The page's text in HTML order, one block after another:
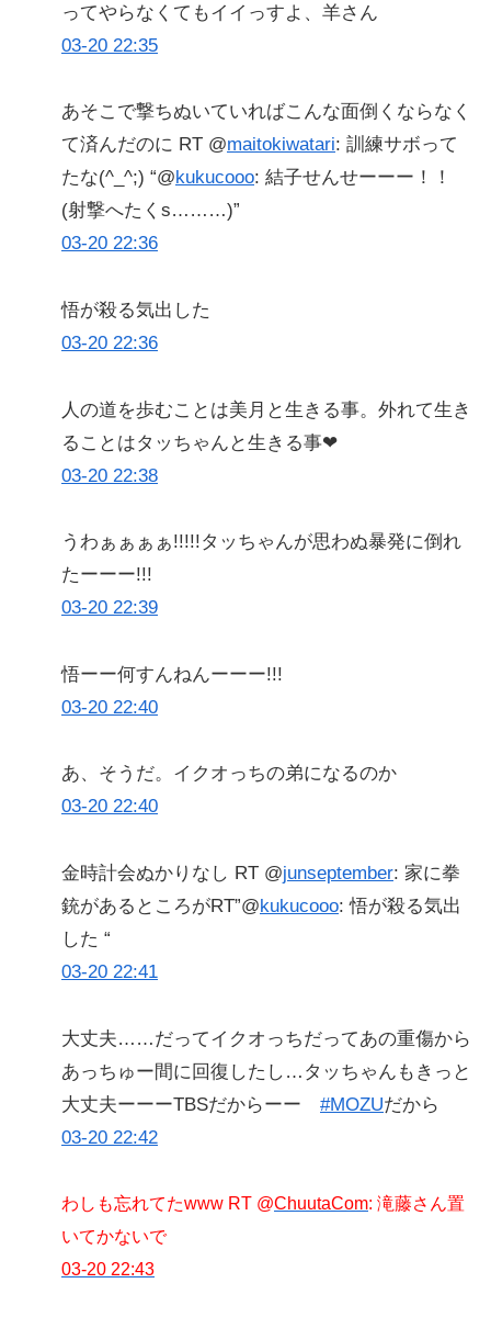
ってやらなくてもイイっすよ、羊さん
03-20 22:35
あそこで撃ちぬいていればこんな面倒くならなく
て済んだのに RT @maitokiwatari: 訓練サボって
たな(^_^;) “@kukucooo: 結子せんせーーー！！
(射撃へたくs………)”
03-20 22:36
悟が殺る気出した
03-20 22:36
人の道を歩むことは美月と生きる事。外れて生き
ることはタッちゃんと生きる事❤
03-20 22:38
うわぁぁぁぁ!!!!!タッちゃんが思わぬ暴発に倒れ
たーーー!!!
03-20 22:39
悟ーー何すんねんーーー!!!
03-20 22:40
あ、そうだ。イクオっちの弟になるのか
03-20 22:40
金時計会ぬかりなし RT @junseptember: 家に拳
銃があるところがRT”@kukucooo: 悟が殺る気出
した “
03-20 22:41
大丈夫……だってイクオっちだってあの重傷から
あっちゅー間に回復したし…タッちゃんもきっと
大丈夫ーーーTBSだからーー #MOZUだから
03-20 22:42
わしも忘れてたwww RT @ChuutaCom: 滝藤さん置
いてかないで
03-20 22:43